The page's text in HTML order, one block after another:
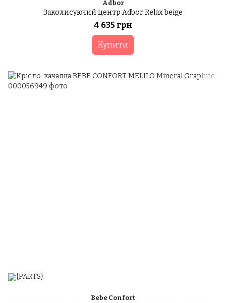
Adbor
Заколисуючий центр Adbor Relax beige
4 635 грн
Купити
Bebe Confort